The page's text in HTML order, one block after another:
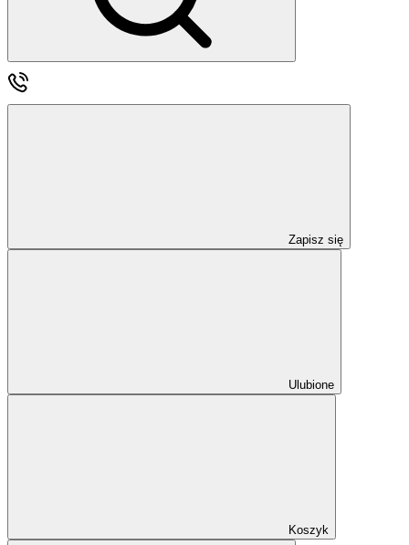
Zapisz się
Ulubione
Koszyk